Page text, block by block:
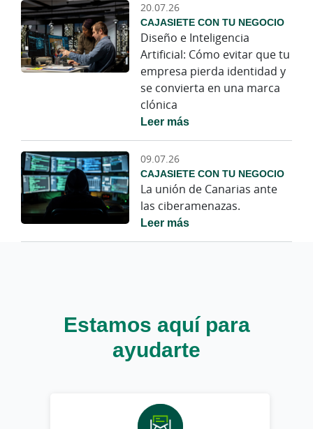
20.07.26
CAJASIETE CON TU NEGOCIO
Diseño e Inteligencia
Artificial: Cómo evitar que tu
empresa pierda identidad y
se convierta en una marca
clónica
Leer más
09.07.26
CAJASIETE CON TU NEGOCIO
La unión de Canarias ante
las ciberamenazas.
Leer más
Estamos aquí para
ayudarte